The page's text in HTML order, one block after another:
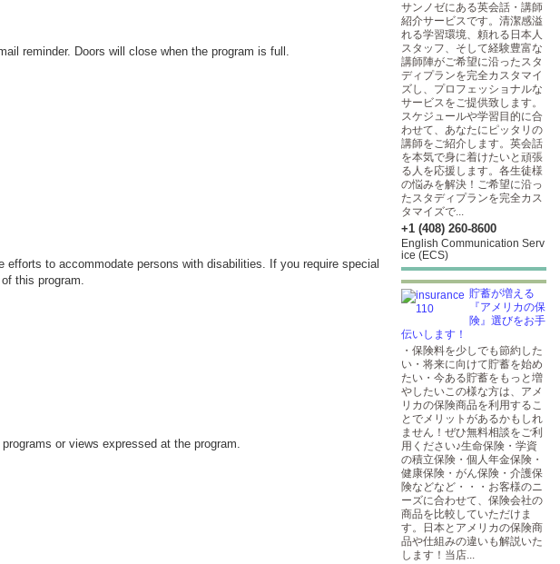
reminder. Doors will close when the program is full.
to accommodate persons with disabilities. If you require special
this program.
or views expressed at the program.
サンノゼにある英会話・講師
紹介サービスです。清潔感溢
れる学習環境、頼れる日本人
スタッフ、そして経験豊富な
講師陣がご希望に沿ったスタ
ディプランを完全カスタマイ
ズし、プロフェッショナルな
サービスをご提供致します。
スケジュールや学習目的に合
わせて、あなたにピッタリの
講師をご紹介します。英会話
を本気で身に着けたいと頑張
る人を応援します。各生徒様
の悩みを解決！ご希望に沿っ
たスタディプランを完全カス
タマイズで...
+1 (408) 260-8600
English Communication Serv
ice (ECS)
貯蓄が増える
『アメリカの保
険』選びをお手
伝いします！
・保険料を少しでも節約した
い・将来に向けて貯蓄を始め
たい・今ある貯蓄をもっと増
やしたいこの様な方は、アメ
リカの保険商品を利用するこ
とでメリットがあるかもしれ
ません！ぜひ無料相談をご利
用ください♪生命保険・学資
の積立保険・個人年金保険・
健康保険・がん保険・介護保
険などなど・・・お客様のニ
ーズに合わせて、保険会社の
商品を比較していただけま
す。日本とアメリカの保険商
品や仕組みの違いも解説いた
します！当店...